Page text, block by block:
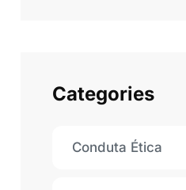
Categories
Conduta Ética